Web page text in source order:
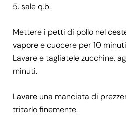
sale q.b.
Mettere i petti di pollo nel
vaporee cuocere per 10
Lavare e tagliatele zucchine,
minuti.
Lavare una manciata di
tritarlo finemente.